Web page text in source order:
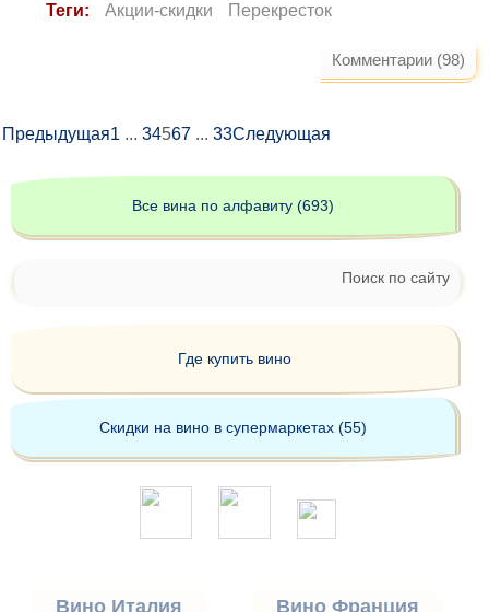
Теги: Акции-скидки Перекресток
Комментарии (98)
Предыдущая1 ... 34567 ... 33Следующая
Все вина по алфавиту (693)
Поиск по сайту
Где купить вино
Скидки на вино в супермаркетах (55)
Вино Италия Вино Франция